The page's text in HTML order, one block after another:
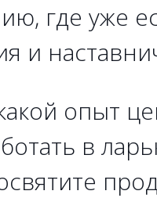
где уже
и
опыт
в